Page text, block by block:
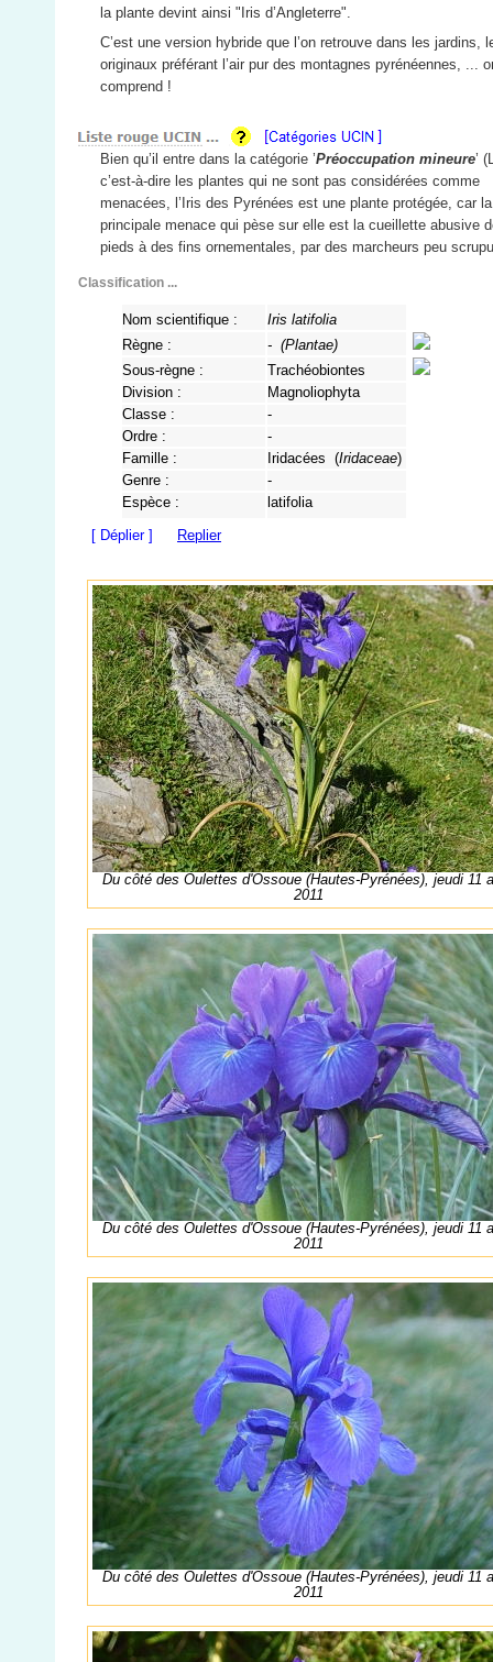
la plante devint ainsi "Iris d’Angleterre".
C’est une version hybride que l’on retrouve dans les jardins,
originaux préférant l’air pur des montagnes pyrénéennes, ...
comprend !
Bien qu’il entre dans la catégorie ’Préoccupation mineure’
c’est-à-dire les plantes qui ne sont pas considérées comme
menacées, l’Iris des Pyrénées est une plante protégée, car la
principale menace qui pèse sur elle est la cueillette abusive
pieds à des fins ornementales, par des marcheurs peu
Classification ...
Nom scientifique :
Iris latifolia
Règne :
- (Plantae)
Sous-règne :
Trachéobiontes
Division :
Magnoliophyta
Classe :
-
Ordre :
-
Famille :
Iridacées (Iridaceae)
Genre :
-
Espèce :
latifolia
[ Déplier ]
Replier
Du côté des Oulettes d'Ossoue (Hautes-Pyrénées), jeudi 11
2011
Du côté des Oulettes d'Ossoue (Hautes-Pyrénées), jeudi 11
2011
Du côté des Oulettes d'Ossoue (Hautes-Pyrénées), jeudi 11
2011